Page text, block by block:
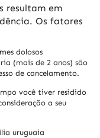
resultam em
Os fatores
dolosos
(mais de 2 anos) são
de cancelamento.
você tiver residido
a seu
uruguaia